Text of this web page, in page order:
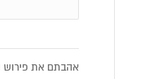
אהבתם את פירוש